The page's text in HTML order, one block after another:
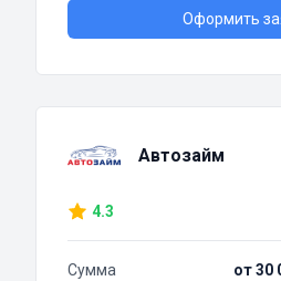
Оформить
Автозайм
4.3
Сумма
от 30